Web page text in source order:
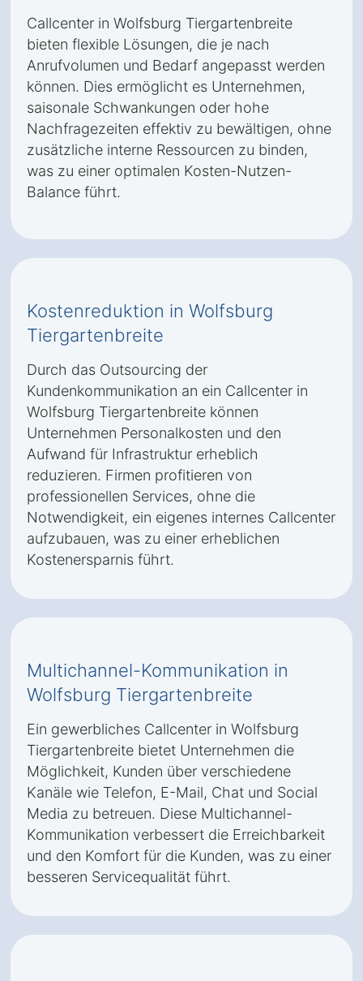
Callcenter in Wolfsburg Tiergartenbreite
bieten flexible Lösungen, die je nach
Anrufvolumen und Bedarf angepasst werden
können. Dies ermöglicht es Unternehmen,
saisonale Schwankungen oder hohe
Nachfragezeiten effektiv zu bewältigen, ohne
zusätzliche interne Ressourcen zu binden,
was zu einer optimalen Kosten-Nutzen-
Balance führt.
Kostenreduktion in Wolfsburg
Tiergartenbreite
Durch das Outsourcing der
Kundenkommunikation an ein Callcenter in
Wolfsburg Tiergartenbreite können
Unternehmen Personalkosten und den
Aufwand für Infrastruktur erheblich
reduzieren. Firmen profitieren von
professionellen Services, ohne die
Notwendigkeit, ein eigenes internes Callcenter
aufzubauen, was zu einer erheblichen
Kostenersparnis führt.
Multichannel-Kommunikation in
Wolfsburg Tiergartenbreite
Ein gewerbliches Callcenter in Wolfsburg
Tiergartenbreite bietet Unternehmen die
Möglichkeit, Kunden über verschiedene
Kanäle wie Telefon, E-Mail, Chat und Social
Media zu betreuen. Diese Multichannel-
Kommunikation verbessert die Erreichbarkeit
und den Komfort für die Kunden, was zu einer
besseren Servicequalität führt.